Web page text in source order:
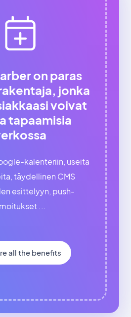
on paras
jonka
voivat
tapaamisia
kalenteriin, useita
täydellinen CMS
esittelyyn, push-
...
all the benefits